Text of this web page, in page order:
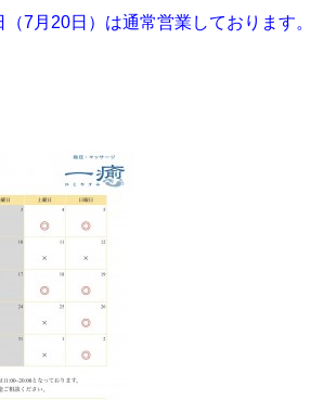
7月20日）は通常営業しております。